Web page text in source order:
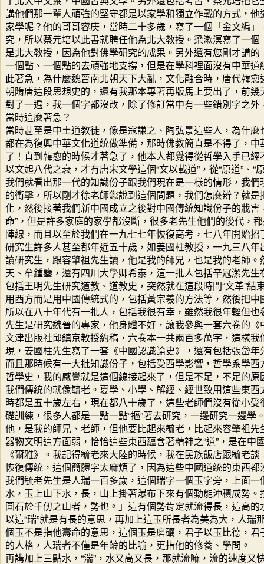
講他們那一輩人頑強的堅守都是以家學和獨立作戰的方式，
家學呢？他的哥哥容庚，當時二十多歲，寫了一個「金文編
究，所以蔡元培以此書就聘任他為北大教授。梁漱溟寫了一
是北大教授，因為他對佛學研究的成果。另外還有您剛才講
一個點、一個點的去頑強地支撐，但是在學科裡面沒有中華
此著急，為什麼魏晉南北朝天下大亂，文化融合時，唐代韓
朝隋唐這段思想史的，還有我那本專著再版馬上要出了，前
對了一遍，我一個字都沒改，除了修訂當中有一些錯別字之
當時這麼著急？
當時甚至是中土道教徒，像是寇謙之、陶弘景這些人，為什
都在為復興中華文化道統做準備，那時佛教簡直是不得了，
了！直到韓愈的時候才著急了，他本人都覺得從哲學入手已
以文起八代之衰，才有唐宋文學這個“文以載道”，從“原道”、“
我們就看出那一代的知識份子跟我們現在是一樣的情形，我
的衝擊，所以剛才徐老師您說到這個問題，我們怎麼辨？就
化，然後接著我們新中國成立之後對中國傳統知識份子的戕害
命”，但是許多家庭的家學都沒斷，很多老先生他們的後代，
陣線，而且以至於我們在一九七七年恢復高考，七八年開始招
研究生許多人甚至都年近五十歲，如姜國柱教授，一九三八
讀研究生，跟容肇祖先生讀，他是我的師兄，也是我的老師
天、牟鍾鑒，還有四川大學卿希泰，這一批人包括辛冠潔先
包括王明先生研究道教、道教史，突然就在這段時間“文革”結
用西方而是用中國傳統式的，包括黃宗羲的方法等，然後把
所以在八十年代有一批人，包括我很有幸，雖然我很年輕但
先生是研究魏晉的專家，他身體不好，讓我參與一套六卷的
文津出版社邱鎮京教授約稿，六卷本一共兩百多萬字，這樣
現，姜國柱先生寫了一套《中國認識論史》，還有包括張岱
而且那時候有一大批知識份子，包括受西學影響，哲學系學
哲學史，我的感覺就是這個線接起來了，但是不足，不足的
我們傳統的就像毓老。夏學、小學、解經、經世致用這些東
時都是五十歲左右，現在都八十歲了，這些老師們沒有從小
礎訓練，很多人都是一點一點“摳”著去研究，一邊研究一邊學
他，是我的師兄、老師，但他要比起來毓老，比起來容肇祖
器物文明這方面弱，恰恰這些東西蘊含著精神之“道”，是在中
《爾雅》。我記得毓老來大陸的時候，我在民族飯店跟毓老
恢復傳統，這個簡體字太麻煩了，因為這些中國道統的東西
我們毓老先生是人瑞一百多歲，這個瑞字一個玉字旁，上面
水，玉上山下水，長，山上掛著瀑布下來有個動能沖積成勢
圓石於千仞之山者，勢也。」這有個勢肯定就流得長，這高
以這“瑞”就是有長的意思，再加上這玉所長者為美為大，人瑞
個玉不是指他壽命的意思，這個玉是磨礪，君子以玉比德，
的人格，人瑞者不僅是年齡的比喻，更指他的修養、學問。
再講加上三點水，“湍”，水又高又長，那就流嘛，流的速度又